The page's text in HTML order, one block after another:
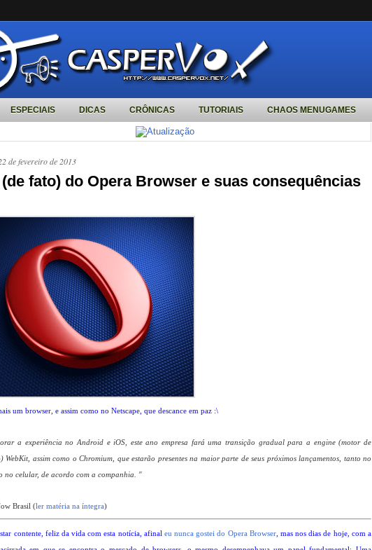
ESPECIAIS DICAS CRÔNICAS TUTORIAIS CHAOS MENUGAMES
de fevereiro de 2013
fato) do Opera Browser e suas consequências
um browser, e assim como no Netscape, que descance em paz :\
a experiência no Android e iOS, este ano empresa fará uma transição gradual para a engine (motor de
WebKit, assim como o Chromium, que estarão presentes na maior parte de seus próximos lançamentos, tanto no
no celular, de acordo com a companhia. "
Brasil (ler matéria na íntegra)
contente, feliz da vida com esta notícia, afinal eu nunca gostei do Opera Browser, mas nos dias de hoje, com a